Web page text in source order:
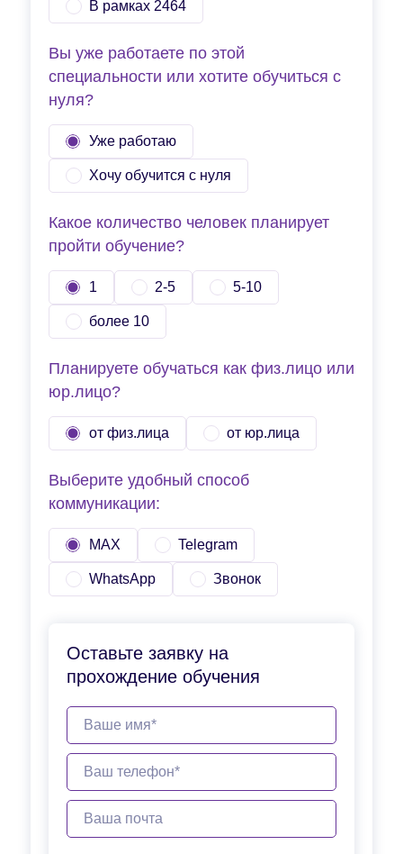
В рамках 2464
Вы уже работаете по этой
специальности или хотите обучиться с
нуля?
Уже работаю
Хочу обучится с нуля
Какое количество человек планирует
пройти обучение?
1 2-5 5-10
более 10
Планируете обучаться как физ.лицо или
юр.лицо?
от физ.лица от юр.лица
Выберите удобный способ
коммуникации:
MAX Telegram
WhatsApp Звонок
Оставьте заявку на
прохождение обучения